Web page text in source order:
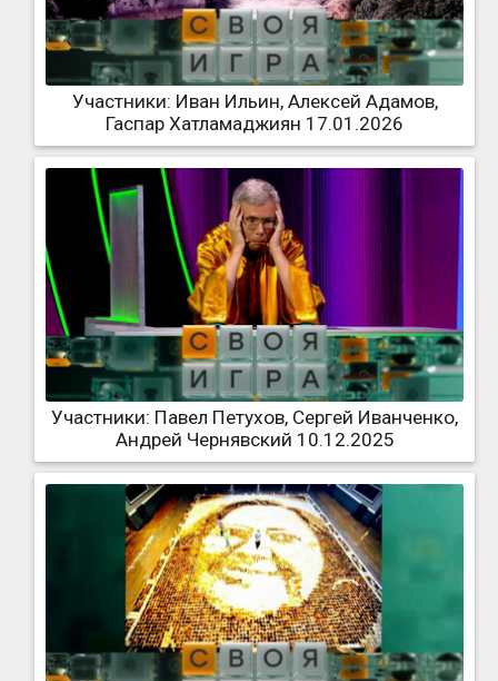
Участники: Иван Ильин, Алексей Адамов,
Гаспар Хатламаджиян 17.01.2026
Участники: Павел Петухов, Сергей Иванченко,
Андрей Чернявский 10.12.2025